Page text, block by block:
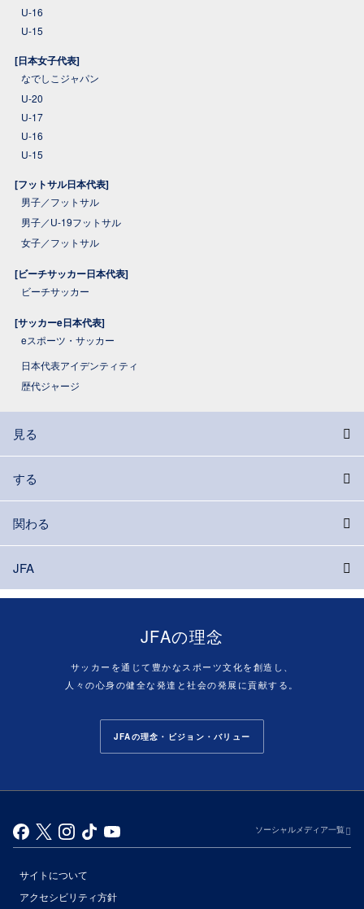
U-16
U-15
[日本女子代表]
なでしこジャパン
U-20
U-17
U-16
U-15
[フットサル日本代表]
男子／フットサル
男子／U-19フットサル
女子／フットサル
[ビーチサッカー日本代表]
ビーチサッカー
[サッカーe日本代表]
eスポーツ・サッカー
日本代表アイデンティティ
歴代ジャージ
見る
する
関わる
JFA
JFAの理念
サッカーを通じて豊かなスポーツ文化を創造し、
人々の心身の健全な発達と社会の発展に貢献する。
JFAの理念・ビジョン・バリュー
ソーシャルメディア一覧
サイトについて
アクセシビリティ方針